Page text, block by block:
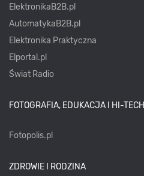
ElektronikaB2B.pl
AutomatykaB2B.pl
Elektronika Praktyczna
Elportal.pl
Świat Radio
FOTOGRAFIA, EDUKACJA I HI-TECH
Fotopolis.pl
ZDROWIE I RODZINA